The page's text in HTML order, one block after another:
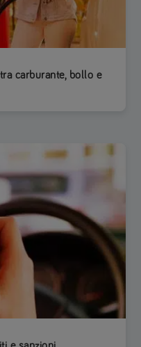
carburante, bollo e